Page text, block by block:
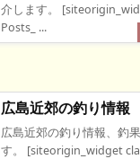
介します。
Posts_ ...
広島近郊の釣り情
広島近郊の釣り情報、釣
す。 [siteorigin_widget